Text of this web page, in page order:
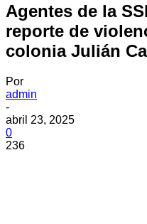
Agentes de la
reporte de
colonia Julián
Por
admin
-
abril 23, 2025
0
236